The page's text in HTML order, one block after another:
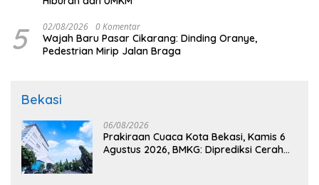
5 02/08/2026 0 Komentar
Wajah Baru Pasar Cikarang: Dinding Oranye,
Pedestrian Mirip Jalan Braga
Bekasi
06/08/2026
Prakiraan Cuaca Kota Bekasi, Kamis 6
Agustus 2026, BMKG: Diprediksi Cerah